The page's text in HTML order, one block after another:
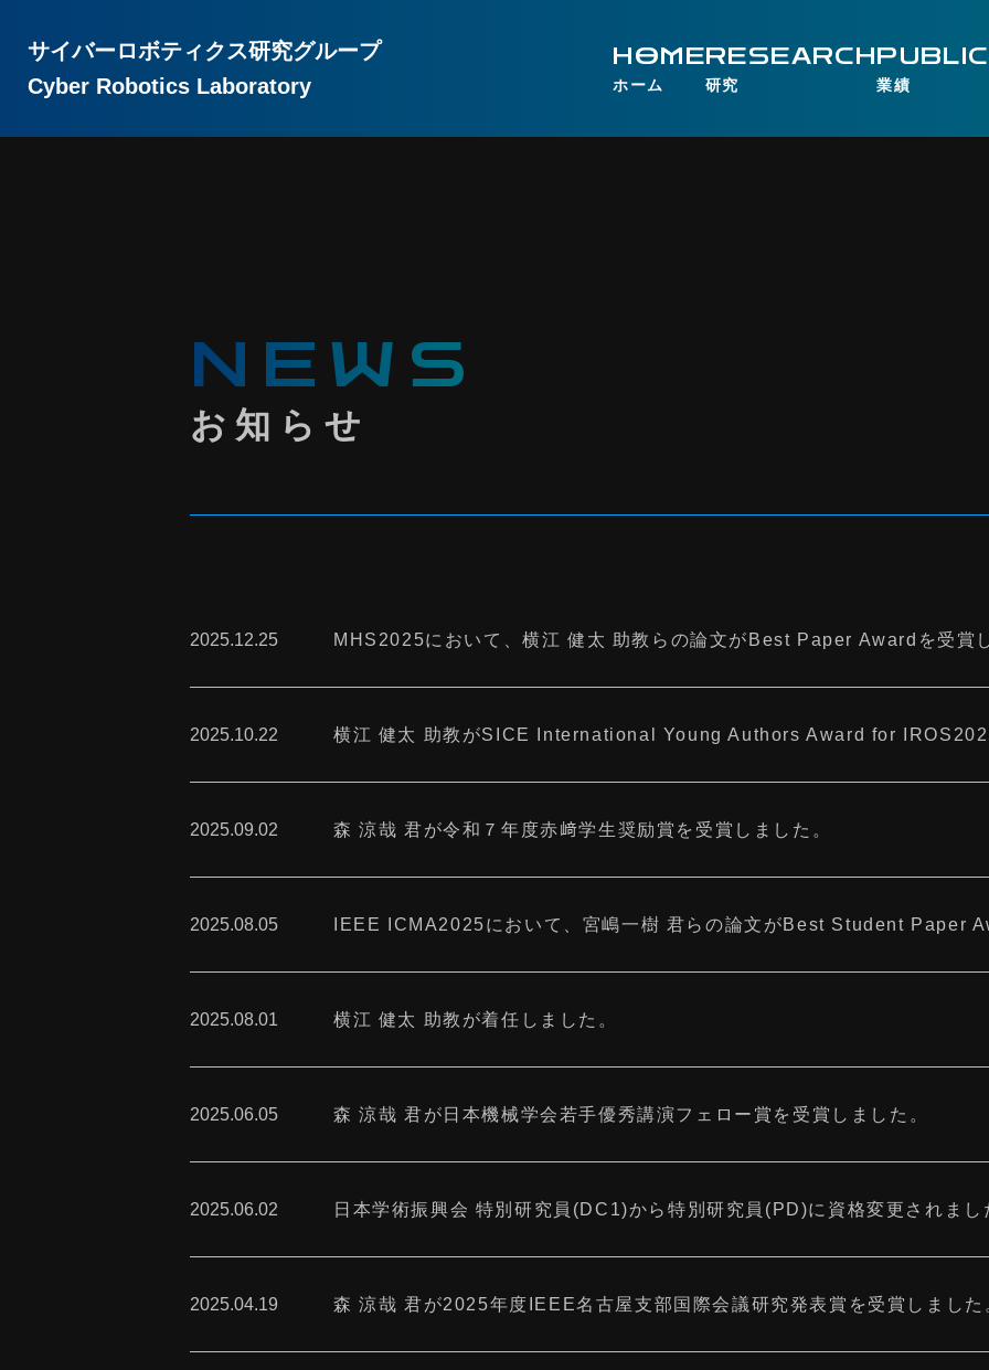
サイバーロボティクス研究グループ
Cyber Robotics Laboratory
HOMERESEARCH
NEWS
2025.12.25 MHS2025において、横江 健太 助教らの論文がBest Paper Awardを受賞
2025.10.22 横江 健太 助教がSICE International Young Authors Award for
2025.09.02 森 涼哉 君が令和７年度赤﨑学生奨励賞を受賞しました。
2025.08.05 IEEE ICMA2025において、宮嶋一樹 君らの論文がBest Student Paper
2025.08.01 横江 健太 助教が着任しました。
2025.06.05 森 涼哉 君が日本機械学会若手優秀講演フェロー賞を受賞しました。
2025.06.02 日本学術振興会 特別研究員(DC1)から特別研究員(PD)に資格変更されまし
2025.04.19 森 涼哉 君が2025年度IEEE名古屋支部国際会議研究発表賞を受賞しました